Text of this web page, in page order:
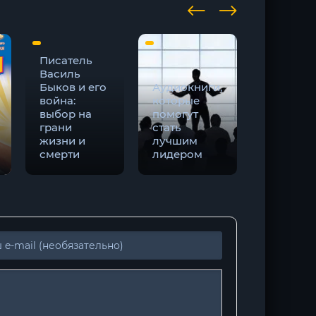
Писатель
Василь
Быков и его
война:
выбор на
грани
жизни и
смерти
Аудиокниги,
которые
помогут
стать
лучшим
лидером